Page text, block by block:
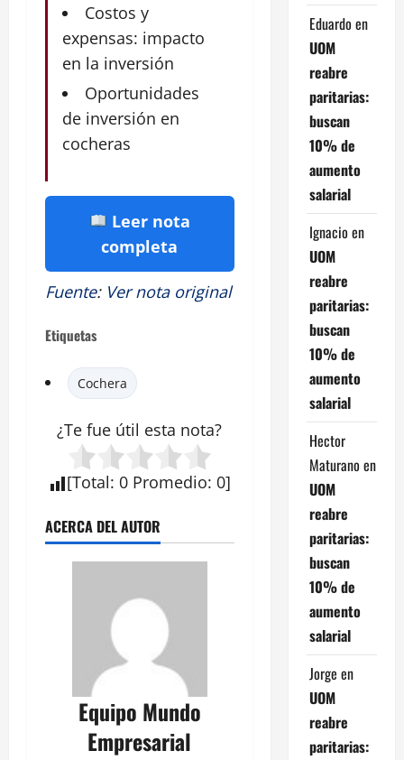
Costos y
expensas: impacto
en la inversión
Oportunidades
de inversión en
cocheras
Leer nota
completa
Fuente: Ver nota original
Etiquetas
Cochera
¿Te fue útil esta nota?
[Total: 0 Promedio: 0]
ACERCA DEL AUTOR
Equipo Mundo
Empresarial
Eduardo en
UOM
reabre
paritarias:
buscan
10% de
aumento
salarial
Ignacio en
UOM
reabre
paritarias:
buscan
10% de
aumento
salarial
Hector
Maturano en
UOM
reabre
paritarias:
buscan
10% de
aumento
salarial
Jorge en
UOM
reabre
paritarias: